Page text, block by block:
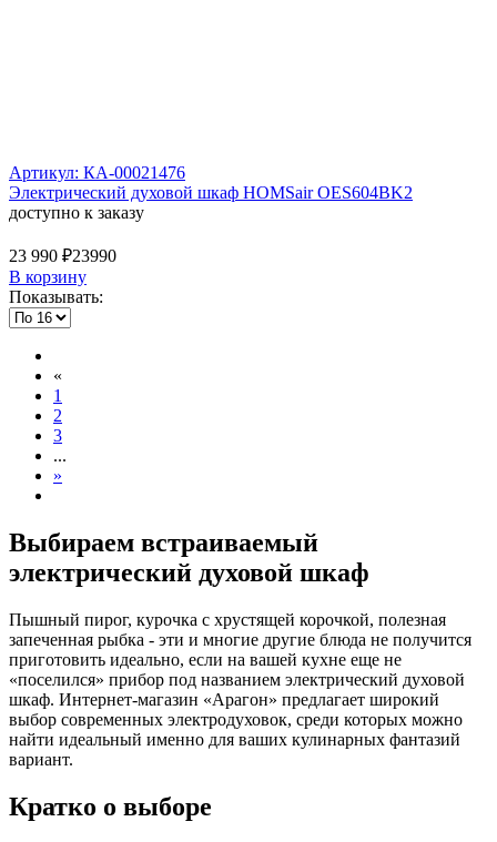
Артикул: КА-00021476
Электрический духовой шкаф HOMSair OES604BK2
доступно к заказу
23 990 ₽23990
В корзину
Показывать:
«
1
2
3
...
»
Выбираем встраиваемый
электрический духовой шкаф
Пышный пирог, курочка с хрустящей корочкой, полезная
запеченная рыбка - эти и многие другие блюда не получится
приготовить идеально, если на вашей кухне еще не
«поселился» прибор под названием электрический духовой
шкаф. Интернет-магазин «Арагон» предлагает широкий
выбор современных электродуховок, среди которых можно
найти идеальный именно для ваших кулинарных фантазий
вариант.
Кратко о выборе